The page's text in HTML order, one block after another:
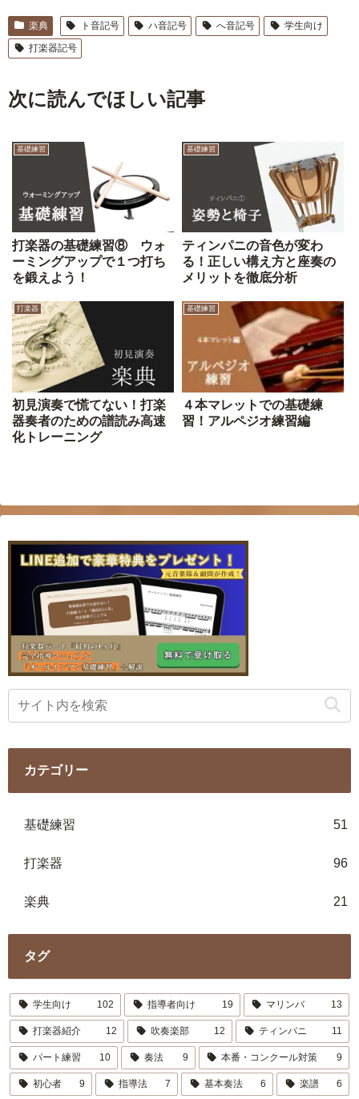
楽典 ト音記号 ハ音記号 へ音記号
学生向け
打楽器記号
次に読んでほしい記事
基礎練習
打楽器の基礎練習⑧ ウォ
ーミングアップで１つ打ち
を鍛えよう！
基礎練習
ティンパニの音色が変わ
る！正しい構え方と座奏の
メリットを徹底分析
打楽器
初見演奏で慌てない！打楽
器奏者のための譜読み高速
化トレーニング
基礎練習
４本マレットでの基礎練
習！アルペジオ練習編
カテゴリー
基礎練習 51
打楽器 96
楽典 21
タグ
学生向け 102 指導者向け 19 マリンバ 13
打楽器紹介 12 吹奏楽部 12 ティンパニ 11
パート練習 10 奏法 9 本番・コンクール対策 9
初心者 9 指導法 7 基本奏法 6 楽譜 6